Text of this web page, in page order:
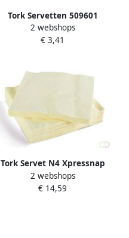
Tork Servetten 509601
LinStyle Pochette
19.5x9.8cm creme 50stuks
2 webshops
€ 3,41
Tork Servet N4 Xpressnap
Advanced 1 4 vouw 1-laags
213x330mm 1125 vel
2 webshops
€ 14,59